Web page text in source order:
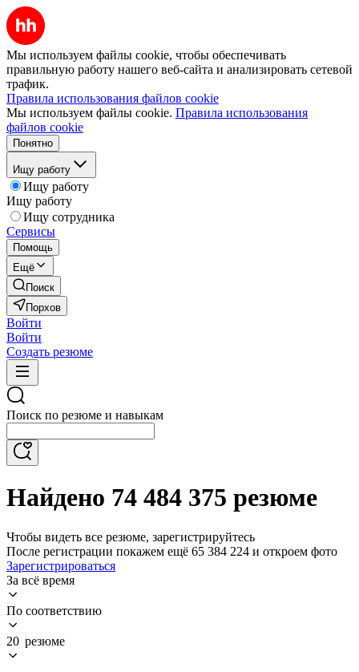
Мы используем файлы cookie, чтобы обеспечивать
правильную работу нашего веб-сайта и анализировать сетевой
трафик.
Правила использования файлов cookie
Мы используем файлы cookie. Правила использования
файлов cookie
Понятно
Ищу работу
Ищу работу
Ищу работу
Ищу сотрудника
Сервисы
Помощь
Ещё
Поиск
Порхов
Войти
Войти
Создать резюме
Поиск по резюме и навыкам
Найдено 74 484 375 резюме
Чтобы видеть все резюме, зарегистрируйтесь
После регистрации покажем ещё 65 384 224 и откроем фото
Зарегистрироваться
За всё время
По соответствию
20 резюме